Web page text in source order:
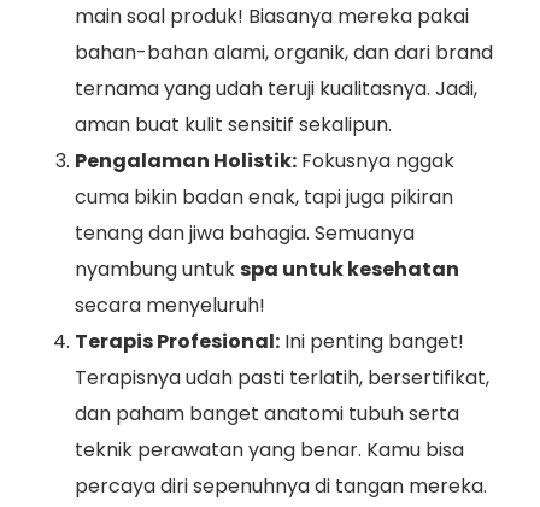
main soal produk! Biasanya mereka pakai
bahan-bahan alami, organik, dan dari brand
ternama yang udah teruji kualitasnya. Jadi,
aman buat kulit sensitif sekalipun.
Pengalaman Holistik: Fokusnya nggak
cuma bikin badan enak, tapi juga pikiran
tenang dan jiwa bahagia. Semuanya
nyambung untukspa untuk kesehatan
secara menyeluruh!
Terapis Profesional: Ini penting banget!
Terapisnya udah pasti terlatih, bersertifikat,
dan paham banget anatomi tubuh serta
teknik perawatan yang benar. Kamu bisa
percaya diri sepenuhnya di tangan mereka.